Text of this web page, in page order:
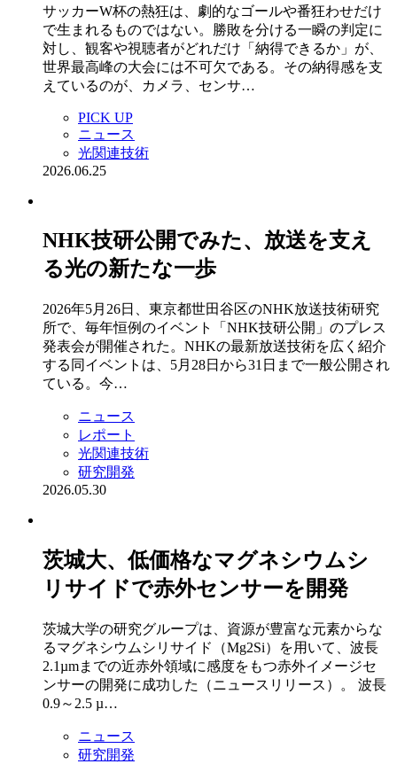
サッカーW杯の熱狂は、劇的なゴールや番狂わせだけ
で生まれるものではない。勝敗を分ける一瞬の判定に
対し、観客や視聴者がどれだけ「納得できるか」が、
世界最高峰の大会には不可欠である。その納得感を支
えているのが、カメラ、センサ…
PICK UP
ニュース
光関連技術
2026.06.25
NHK技研公開でみた、放送を支え
る光の新たな一歩
2026年5月26日、東京都世田谷区のNHK放送技術研究
所で、毎年恒例のイベント「NHK技研公開」のプレス
発表会が開催された。NHKの最新放送技術を広く紹介
する同イベントは、5月28日から31日まで一般公開され
ている。今…
ニュース
レポート
光関連技術
研究開発
2026.05.30
茨城大、低価格なマグネシウムシ
リサイドで赤外センサーを開発
茨城大学の研究グループは、資源が豊富な元素からな
るマグネシウムシリサイド（Mg2Si）を用いて、波長
2.1µmまでの近赤外領域に感度をもつ赤外イメージセ
ンサーの開発に成功した（ニュースリリース）。 波長
0.9～2.5 µ…
ニュース
研究開発